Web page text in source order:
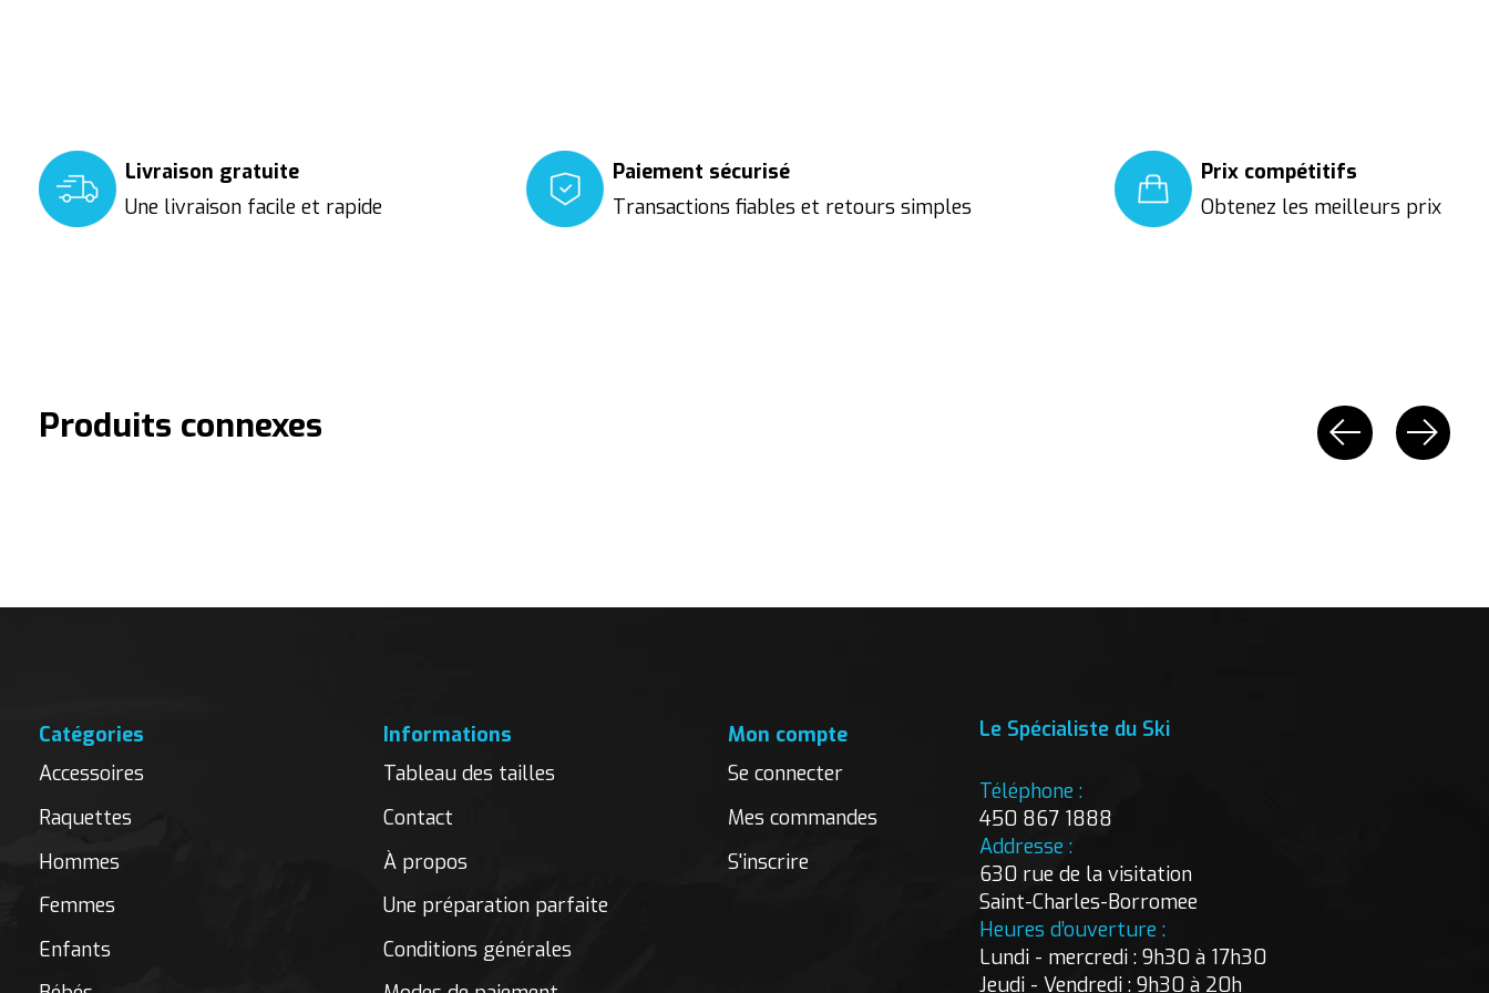
Livraison gratuite
Une livraison facile et rapide
Paiement sécurisé
Transactions fiables et retours simples
Prix compétitifs
Obtenez les meilleurs prix
Produits connexes
Catégories
Accessoires
Raquettes
Hommes
Femmes
Enfants
Informations
Tableau des tailles
Contact
À propos
Une préparation parfaite
Conditions générales
Mon compte
Se connecter
Mes commandes
S'inscrire
Le Spécialiste du Ski
Téléphone :
450 867 1888
Addresse :
630 rue de la visitation
Saint-Charles-Borromee
Heures d’ouverture :
Lundi - mercredi : 9h30 à 17h30
Jeudi - Vendredi : 9h30 à 20h